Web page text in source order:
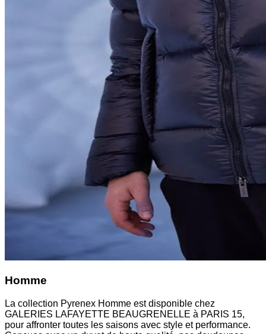
Homme
La collection Pyrenex Homme est disponible chez
GALERIES LAFAYETTE BEAUGRENELLE à PARIS 15,
pour affronter toutes les saisons avec style et performance.